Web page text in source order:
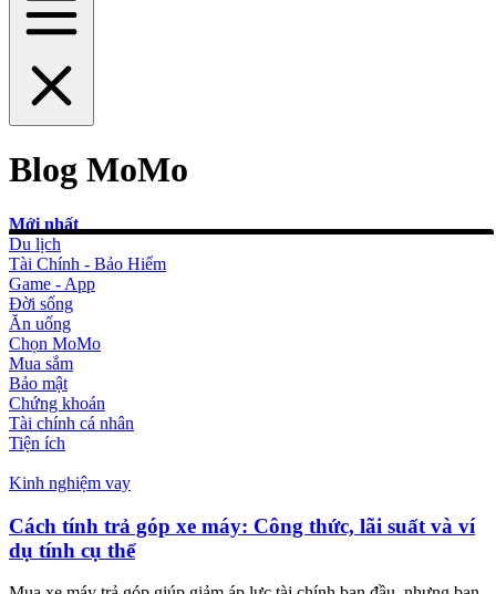
Blog MoMo
Mới nhất
Du lịch
Tài Chính - Bảo Hiểm
Game - App
Đời sống
Ăn uống
Chọn MoMo
Mua sắm
Bảo mật
Chứng khoán
Tài chính cá nhân
Tiện ích
Kinh nghiệm vay
Cách tính trả góp xe máy: Công thức, lãi suất và ví
dụ tính cụ thể